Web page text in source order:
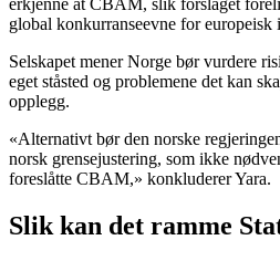
global konkurranseevne for europeisk
Selskapet mener Norge bør vurdere
eget ståsted og problemene det kan
opplegg.
«Alternativt bør den norske
norsk grensejustering, som ikke
foreslåtte CBAM,» konkluderer Yara.
Slik kan det ramme